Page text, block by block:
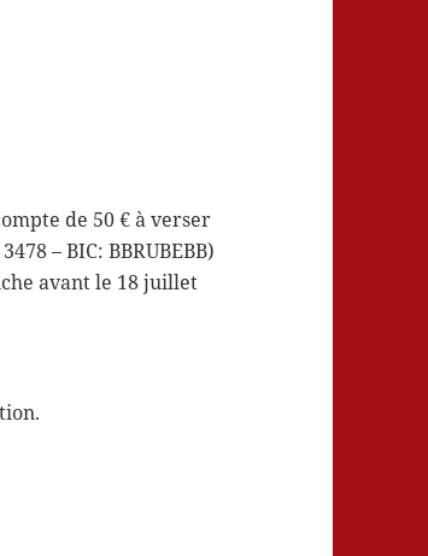
de 50 € à verser
– BIC: BBRUBEBB)
avant le 18 juillet